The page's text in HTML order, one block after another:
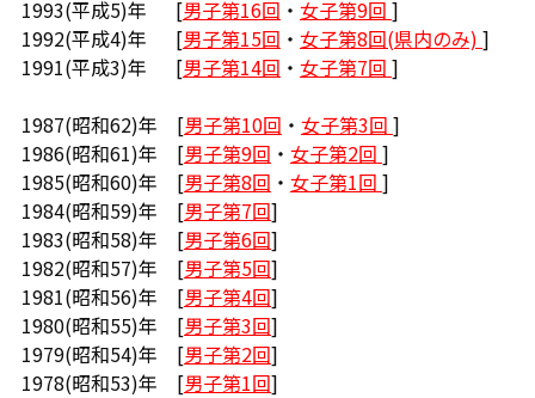
1993(平成5)年 [男子第16回 ・ 女子第9回 ]
1992(平成4)年 [男子第15回 ・ 女子第8回(県内のみ) ]
1991(平成3)年 [男子第14回 ・ 女子第7回 ]
1987(昭和62)年 [男子第10回 ・ 女子第3回 ]
1986(昭和61)年 [男子第9回 ・ 女子第2回 ]
1985(昭和60)年 [男子第8回 ・ 女子第1回 ]
1984(昭和59)年 [男子第7回]
1983(昭和58)年 [男子第6回]
1982(昭和57)年 [男子第5回]
1981(昭和56)年 [男子第4回]
1980(昭和55)年 [男子第3回]
1979(昭和54)年 [男子第2回]
1978(昭和53)年 [男子第1回]